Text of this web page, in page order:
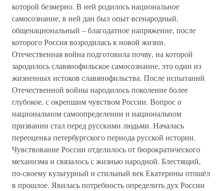
которой безмерно. В ней родилось национальное
самосознание, в ней дан был опыт всенародный,
общенациональный – благодатное напряжение, после
которого Россия возродилась к новой жизни.
Отечественная война подготовила почву, на которой
зародилось славянофильское самосознание, это один из
жизненных истоков славянофильства. После испытаний
Отечественной войны народилось поколение более
глубокое, с окрепшим чувством России. Вопрос о
национальном самоопределении и национальном
призвании стал перед русскими людьми. Началась
переоценка петербургского периода русской истории.
Чувствование России отделилось от бюрократического
механизма и связалось с жизнью народной. Блестящий,
по-своему культурный и стильный век Екатерины отошёл
в прошлое. Явилась потребность определить дух России